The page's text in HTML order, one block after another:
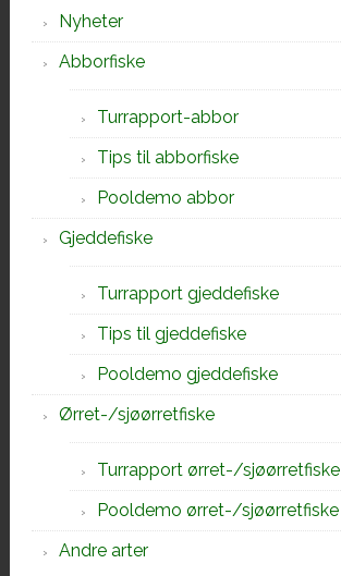
Nyheter
Abborfiske
Turrapport-abbor
Tips til abborfiske
Pooldemo abbor
Gjeddefiske
Turrapport gjeddefiske
Tips til gjeddefiske
Pooldemo gjeddefiske
Ørret-/sjøørretfiske
Turrapport ørret-/sjøørretfiske
Pooldemo ørret-/sjøørretfiske
Andre arter